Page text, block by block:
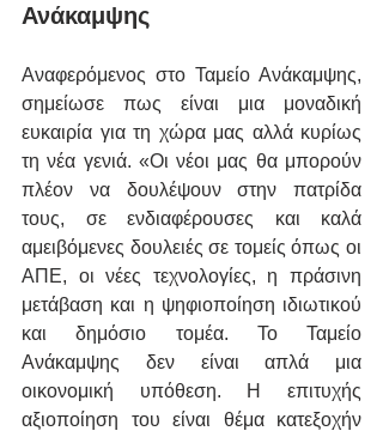
Ανάκαμψης
Αναφερόμενος στο Ταμείο Ανάκαμψης,
σημείωσε πως είναι μια μοναδική
ευκαιρία για τη χώρα μας αλλά κυρίως
τη νέα γενιά. «Οι νέοι μας θα μπορούν
πλέον να δουλέψουν στην πατρίδα
τους, σε ενδιαφέρουσες και καλά
αμειβόμενες δουλειές σε τομείς όπως οι
ΑΠΕ, οι νέες τεχνολογίες, η πράσινη
μετάβαση και η ψηφιοποίηση ιδιωτικού
και δημόσιο τομέα. Το Ταμείο
Ανάκαμψης δεν είναι απλά μια
οικονομική υπόθεση. Η επιτυχής
αξιοποίηση του είναι θέμα κατεξοχήν